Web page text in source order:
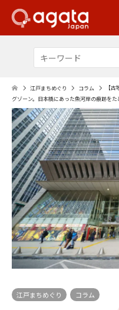
江戸まちめぐり コラム
【
グゾーン。日本橋にあった魚河岸の痕跡をた
江戸まちめぐり コラム